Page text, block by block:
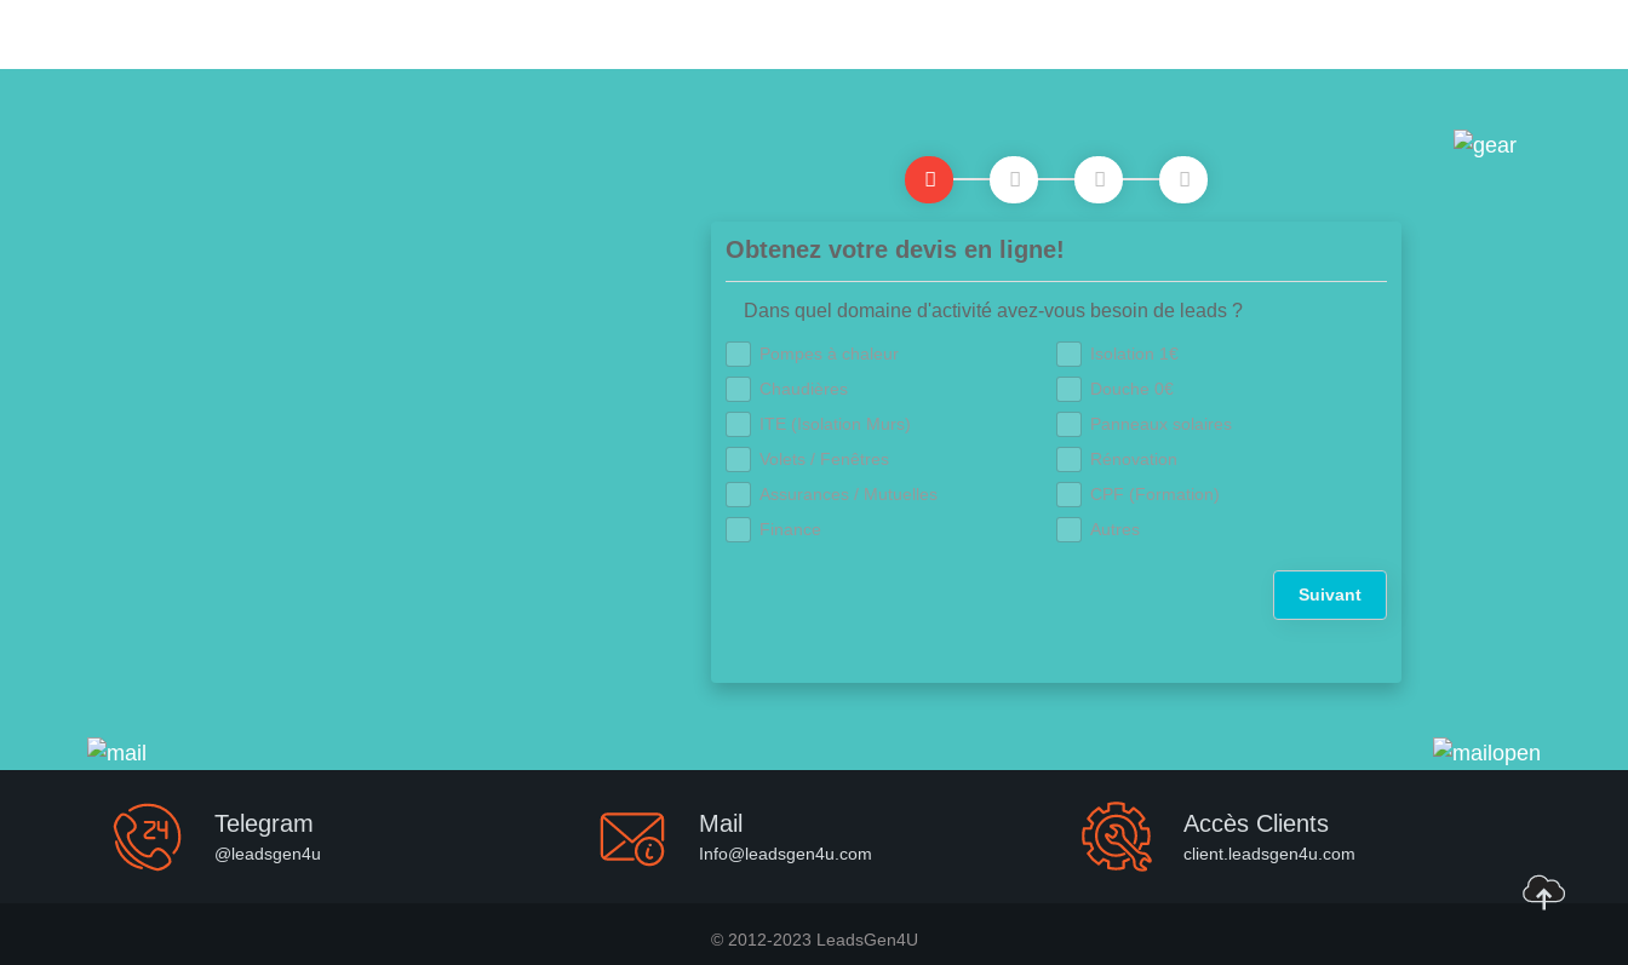
Obtenez votre devis en ligne!
Dans quel domaine d'activité avez-vous besoin de leads ?
Pompes à chaleur
Isolation 1€
Chaudières
Douche 0€
ITE (Isolation Murs)
Panneaux solaires
Volets / Fenêtres
Rénovation
Assurances / Mutuelles
CPF (Formation)
Finance
Autres
Suivant
Telegram
@leadsgen4u
Mail
Info@leadsgen4u.com
Accès Clients
client.leadsgen4u.com
© 2012-2023 LeadsGen4U